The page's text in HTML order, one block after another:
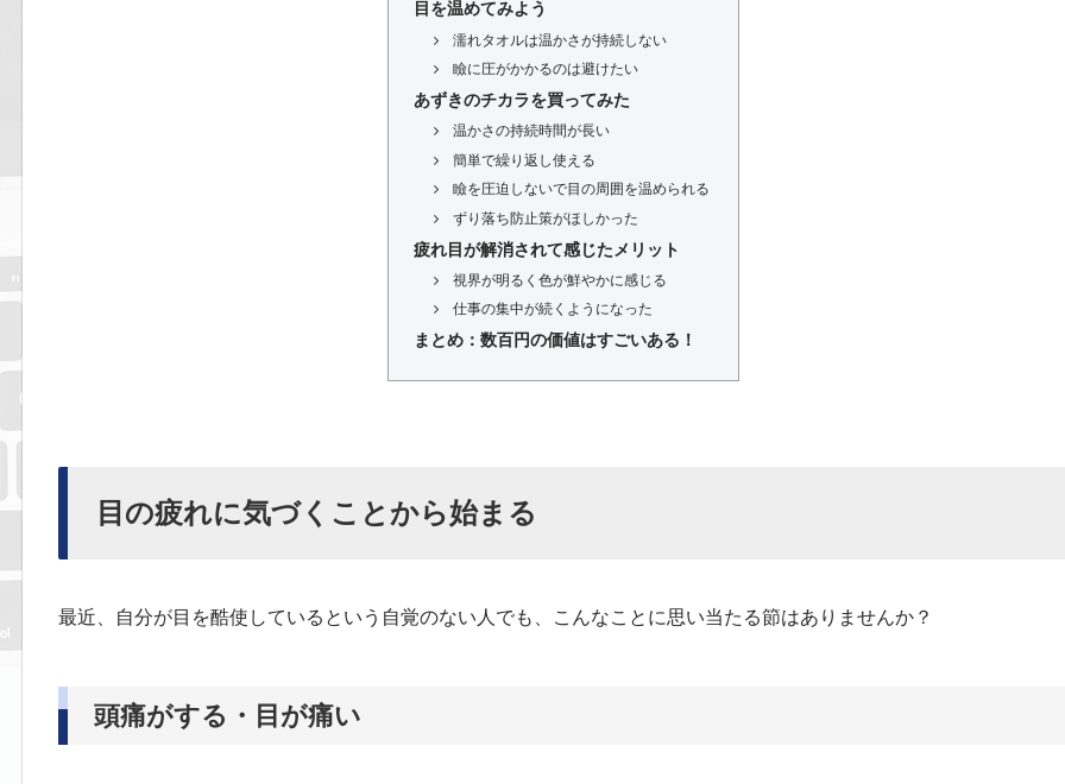
目を温めてみよう
濡れタオルは温かさが持続しない
瞼に圧がかかるのは避けたい
あずきのチカラを買ってみた
温かさの持続時間が長い
簡単で繰り返し使える
瞼を圧迫しないで目の周囲を温められる
ずり落ち防止策がほしかった
疲れ目が解消されて感じたメリット
視界が明るく色が鮮やかに感じる
仕事の集中が続くようになった
まとめ：数百円の価値はすごいある！
目の疲れに気づくことから始まる
最近、自分が目を酷使しているという自覚のない人でも、こんなことに思い当たる節はありませんか？
頭痛がする・目が痛い